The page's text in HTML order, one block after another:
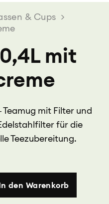
& Cups >
mit
Teamug mit Filter und
für die
Teezubereitung.
den Warenkorb